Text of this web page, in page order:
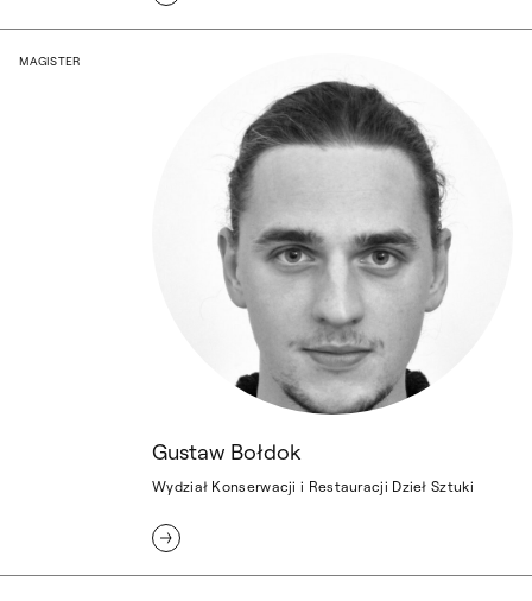
Gustaw Bołdok
MAGISTER
Gustaw Bołdok
Wydział Konserwacji i Restauracji Dzieł Sztuki